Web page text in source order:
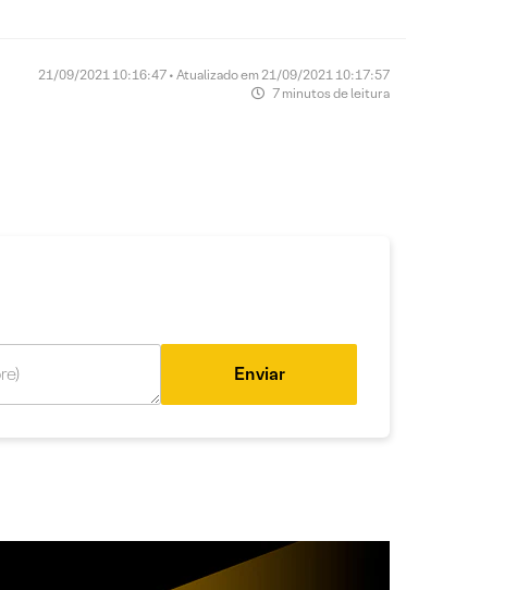
21/09/2021 10:16:47 • Atualizado em 21/09/2021 10:17:57
7 minutos de leitura
Enviar